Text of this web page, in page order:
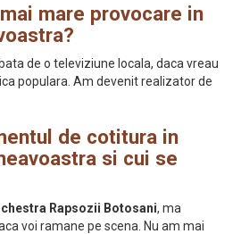
mare provocare in
de o televiziune locala, daca vreau
populara. Am devenit realizator de
de cotitura in
si cui se
Rapsozii Botosani, ma
voi ramane pe scena. Nu am mai